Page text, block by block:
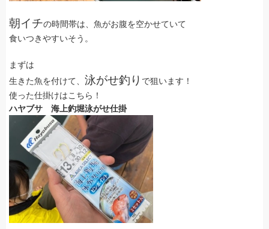
朝イチの時間帯は、魚がお腹を空かせていて
食いつきやすいそう。
まずは
生きた魚を付けて、 泳がせ釣り で狙います！
使った仕掛けはこちら！
ハヤブサ 海上釣堀泳がせ仕掛